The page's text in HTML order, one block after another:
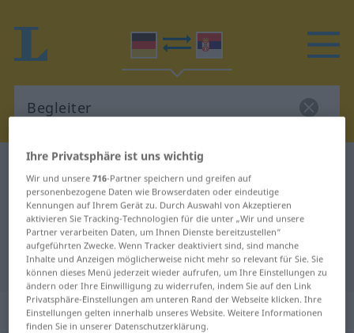
Deutsch-Serbisch Wörterbuch
Deutsch-Serbisch Übersetzung für
"Begleiter"
"Begleiter" Serbisch Übersetzung
„Begleiter“: männlich, maskulin
Ihre Privatsphäre ist uns wichtig
Wir und unsere716-Partner speichern und greifen auf
personenbezogene Daten wie Browserdaten oder eindeutige
Kennungen auf Ihrem Gerät zu. Durch Auswahl von Akzeptieren
aktivieren Sie Tracking-Technologien für die unter „Wir und unsere
Partner verarbeiten Daten, um Ihnen Dienste bereitzustellen“
aufgeführten Zwecke. Wenn Tracker deaktiviert sind, sind manche
Inhalte und Anzeigen möglicherweise nicht mehr so relevant für Sie. Sie
können dieses Menü jederzeit wieder aufrufen, um Ihre Einstellungen zu
ändern oder Ihre Einwilligung zu widerrufen, indem Sie auf den Link
Privatsphäre-Einstellungen am unteren Rand der Webseite klicken. Ihre
Einstellungen gelten innerhalb unseres Website. Weitere Informationen
finden Sie in unserer Datenschutzerklärung.